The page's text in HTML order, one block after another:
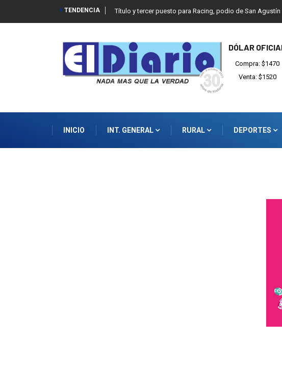
TENDENCIA Título y tercer puesto para Racing, podio de San Agustín
DÓLAR
Compra: $1470
Venta: $1520
INICIO INT. GENERAL RURAL DEPORTES